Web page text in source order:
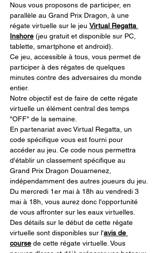
Nous vous proposons de participer, en
parallèle au Grand Prix Dragon, à une
régate virtuelle sur le jeu Virtual Regatta
Inshore (jeu gratuit et disponible sur PC,
tablette, smartphone et android).
Ce jeu, accessible à tous, vous permet de
participer à des régates de quelques
minutes contre des adversaires du monde
entier.
Notre objectif est de faire de cette régate
virtuelle un élément central des temps
"OFF" de la semaine.
En partenariat avec Virtual Regatta, un
code spécifique vous est fourni pour
accéder au jeu. Ce code nous permettra
d'établir un classement spécifique au
Grand Prix Dragon Douarnenez,
indépendamment des autres joueurs du jeu.
Du mercredi 1er mai à 18h au vendredi 3
mai à 18h, vous aurez donc l'opportunité
de vous affronter sur les eaux virtuelles.
Des détails sur le début de cette régate
virtuelle sont disponibles sur l'avis de
course de cette régate virtuelle. Vous